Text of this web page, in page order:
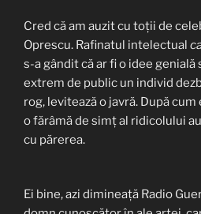
Cred că am auzit cu toții de
Oprescu. Rafinatul intelectual
s-a gândit că ar fi o idee
extrem de public un individ
rog, levitează o javră. După
o fărâmă de simț al ridicolului
cu părerea.
Ei bine, azi dimineață Radio